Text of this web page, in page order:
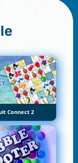
Connect 2